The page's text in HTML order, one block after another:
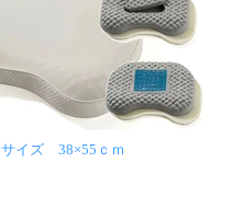
サイズ 38×55ｃｍ